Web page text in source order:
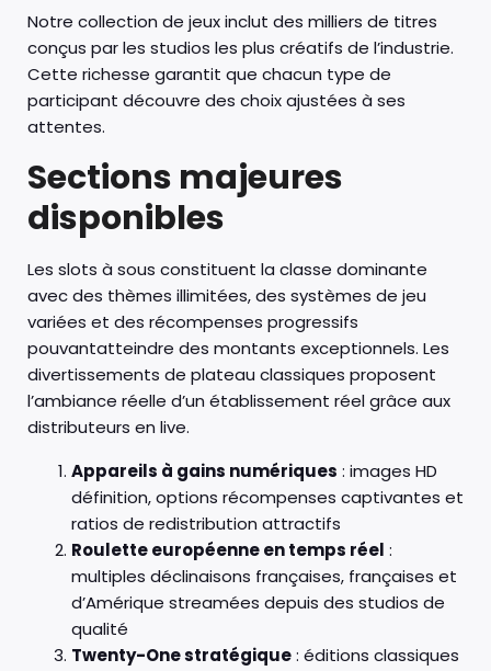
Notre collection de jeux inclut des milliers de titres
conçus par les studios les plus créatifs de l’industrie.
Cette richesse garantit que chacun type de
participant découvre des choix ajustées à ses
attentes.
Sections majeures
disponibles
Les slots à sous constituent la classe dominante
avec des thèmes illimitées, des systèmes de jeu
variées et des récompenses progressifs
pouvantatteindre des montants exceptionnels. Les
divertissements de plateau classiques proposent
l’ambiance réelle d’un établissement réel grâce aux
distributeurs en live.
Appareils à gains numériques : images HD
définition, options récompenses captivantes et
ratios de redistribution attractifs
Roulette européenne en temps réel :
multiples déclinaisons françaises, françaises et
d’Amérique streamées depuis des studios de
qualité
Twenty-One stratégique: éditions classiques